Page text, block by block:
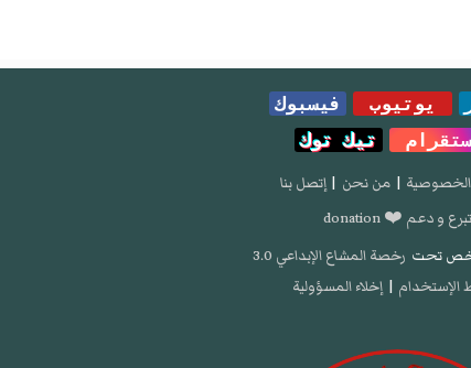
يوتيوب
فيسبوك
تيك توك
| من نحن | إتصل بنا
تبرع و دعم ❤️ donation
تحت رخصة المشاع الإبداعي 3.0
| إخلاء المسؤولية